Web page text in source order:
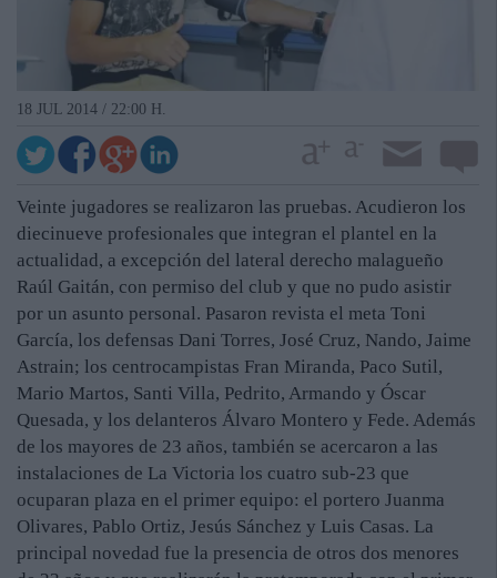
18 JUL 2014 / 22:00 H.
Veinte jugadores se realizaron las pruebas. Acudieron los
diecinueve profesionales que integran el plantel en la
actualidad, a excepción del lateral derecho malagueño
Raúl Gaitán, con permiso del club y que no pudo asistir
por un asunto personal. Pasaron revista el meta Toni
García, los defensas Dani Torres, José Cruz, Nando, Jaime
Astrain; los centrocampistas Fran Miranda, Paco Sutil,
Mario Martos, Santi Villa, Pedrito, Armando y Óscar
Quesada, y los delanteros Álvaro Montero y Fede. Además
de los mayores de 23 años, también se acercaron a las
instalaciones de La Victoria los cuatro sub-23 que
ocuparan plaza en el primer equipo: el portero Juanma
Olivares, Pablo Ortiz, Jesús Sánchez y Luis Casas. La
principal novedad fue la presencia de otros dos menores